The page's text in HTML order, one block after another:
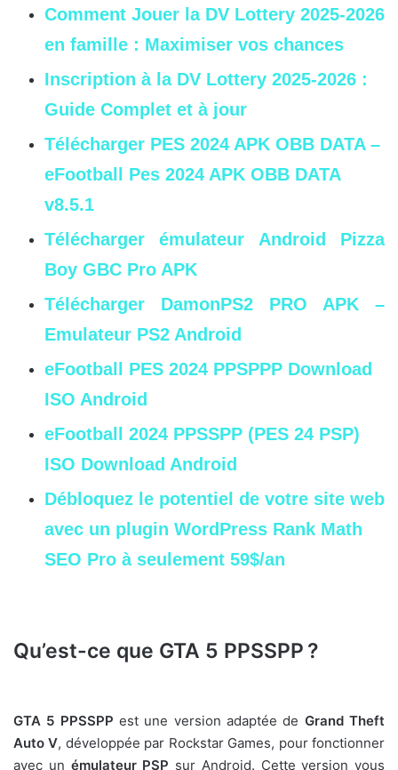
Comment Jouer la DV Lottery 2025-2026
en famille : Maximiser vos chances
Inscription à la DV Lottery 2025-2026 :
Guide Complet et à jour
Télécharger PES 2024 APK OBB DATA –
eFootball Pes 2024 APK OBB DATA
v8.5.1
Télécharger émulateur Android Pizza
Boy GBC Pro APK
Télécharger DamonPS2 PRO APK –
Emulateur PS2 Android
eFootball PES 2024 PPSPPP Download
ISO Android
eFootball 2024 PPSSPP (PES 24 PSP)
ISO Download Android
Débloquez le potentiel de votre site web
avec un plugin WordPress Rank Math
SEO Pro à seulement 59$/an
Qu’est-ce que GTA 5 PPSSPP ?
GTA 5 PPSSPP est une version adaptée de Grand Theft
Auto V, développée par Rockstar Games, pour fonctionner
avec un émulateur PSP sur Android. Cette version vous